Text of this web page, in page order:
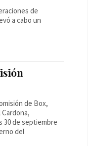
de
a cabo un
de Box,
30 de septiembre
del